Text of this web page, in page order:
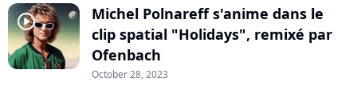
player2
Michel Polnareff s'anime dans le
clip spatial "Holidays", remixé par
Ofenbach
October 28, 2023